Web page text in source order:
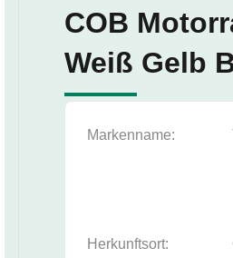
COB
Weiß Gelb
Markenname:
Herkunftsort: